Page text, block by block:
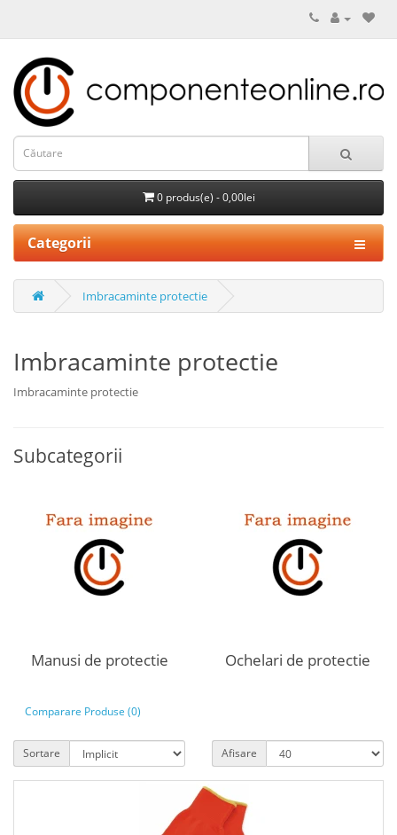
0 produs(e) - 0,00lei
Categorii
Imbracaminte protectie
Imbracaminte protectie
Imbracaminte protectie
Subcategorii
Manusi de protectie Ochelari de protectie
Comparare Produse (0)
Sortare Afisare